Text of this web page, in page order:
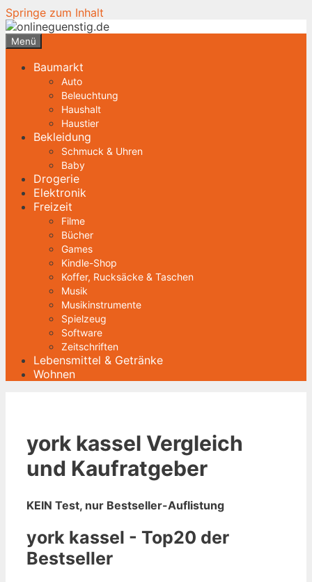
Springe zum Inhalt
Menü
Baumarkt
Auto
Beleuchtung
Haushalt
Haustier
Bekleidung
Schmuck & Uhren
Baby
Drogerie
Elektronik
Freizeit
Filme
Bücher
Games
Kindle-Shop
Koffer, Rucksäcke & Taschen
Musik
Musikinstrumente
Spielzeug
Software
Zeitschriften
Lebensmittel & Getränke
Wohnen
york kassel Vergleich
und Kaufratgeber
KEIN Test, nur Bestseller-Auflistung
york kassel - Top20 der
Bestseller